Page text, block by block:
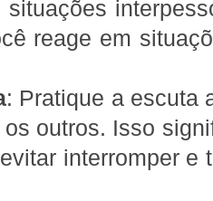
situações
reage em
: Pratique a escuta
outros. Isso
interromper e